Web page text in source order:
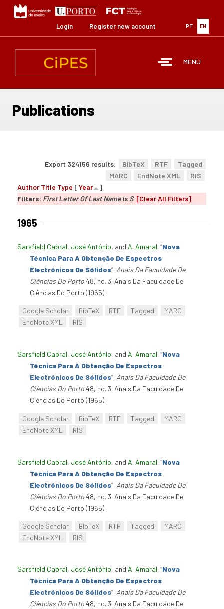
content
PT EN
Login Register new account
MENU
Publications
Export 324156 results: BibTeX RTF
Tagged
MARC
EndNote XML
RIS
Author Title Type [ Year
]
Filters: First Letter Of Last Name is S [Clear All Filters]
1965
Sarsfield Cabral, José António, and A. Amaral. “Nova
Técnica Para A Obtenção De Espectros
Electrónicos De Sólidos”. Anais Da Faculdade De
Ciências Do Porto48, no. 3. Anais Da Faculdade De
Ciências Do Porto (1965).
Google Scholar BibTeX RTF Tagged
MARC
EndNote XML
RIS
Sarsfield Cabral, José António, and A. Amaral. “Nova
Técnica Para A Obtenção De Espectros
Electrónicos De Sólidos”. Anais Da Faculdade De
Ciências Do Porto48, no. 3. Anais Da Faculdade De
Ciências Do Porto (1965).
Google Scholar BibTeX RTF Tagged
MARC
EndNote XML
RIS
Sarsfield Cabral, José António, and A. Amaral. “Nova
Técnica Para A Obtenção De Espectros
Electrónicos De Sólidos”. Anais Da Faculdade De
Ciências Do Porto48, no. 3. Anais Da Faculdade De
Ciências Do Porto (1965).
Google Scholar BibTeX RTF Tagged
MARC
EndNote XML
RIS
Sarsfield Cabral, José António, and A. Amaral. “Nova
Técnica Para A Obtenção De Espectros
Electrónicos De Sólidos”. Anais Da Faculdade De
Ciências Do Porto48, no. 3. Anais Da Faculdade De